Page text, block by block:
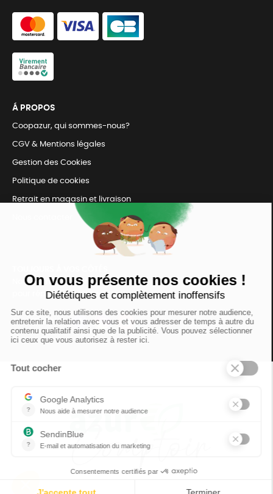
Á PROPOS
Coopazur, qui sommes-nous?
CGV & Mentions légales
Gestion des Cookies
Politique de cookies
Retrait en magasin et livraison
Nous sommes connectés
pour répondre à tous vos besoins
SUIVEZ-NOUS